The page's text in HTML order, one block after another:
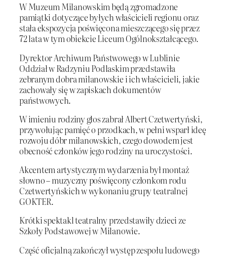
W Muzeum Milanowskim będą zgromadzone
pamiątki dotyczące byłych właścicieli regionu oraz
stała ekspozycja poświęcona mieszczącego się przez
72 lata w tym obiekcie Liceum Ogólnokształcącego.
Dyrektor Archiwum Państwowego w Lublinie
Oddział w Radzyniu Podlaskim przedstawiła
zebranym dobra milanowskie i ich właścicieli, jakie
zachowały się w zapiskach dokumentów
państwowych.
W imieniu rodziny głos zabrał Albert Czetwertyński,
przywołując pamięć o przodkach, w pełni wsparł ideę
rozwoju dóbr milanowskich, czego dowodem jest
obecność członków jego rodziny na uroczystości.
Akcentem artystycznym wydarzenia był montaż
słowno – muzyczny poświęcony członkom rodu
Czetwertyńskich w wykonaniu grupy teatralnej
GOKTER.
Krótki spektakl teatralny przedstawiły dzieci ze
Szkoły Podstawowej w Milanowie.
Część oficjalną zakończył występ zespołu ludowego